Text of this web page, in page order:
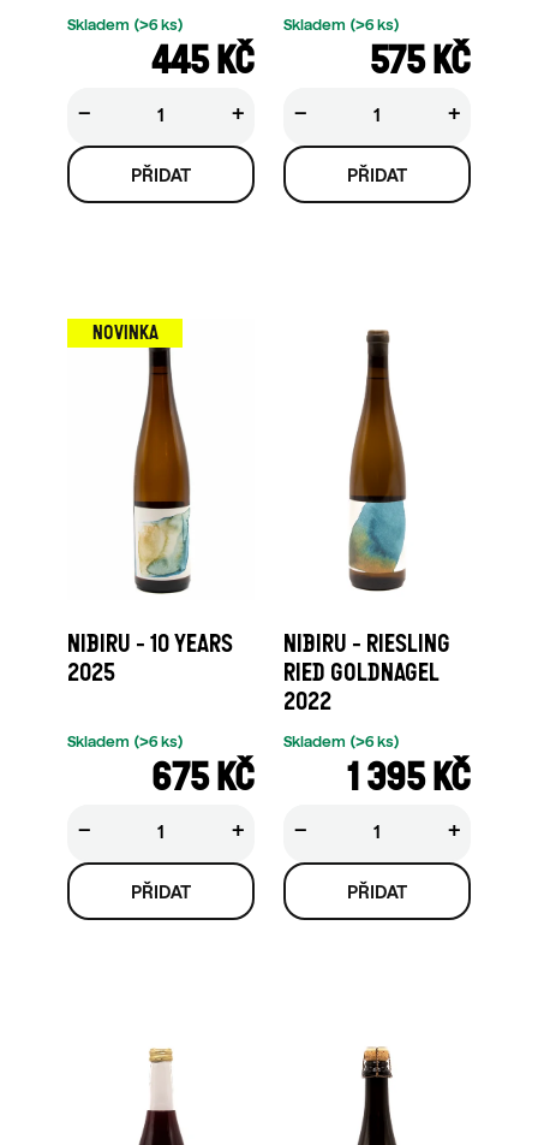
445 KČ
Skladem (>6 ks)
+
−
575 KČ
Skladem (>6 ks)
+
−
NOVINKA
NIBIRU - 10 YEARS
2025
675 KČ
Skladem (>6 ks)
+
−
NIBIRU - RIESLING
RIED GOLDNAGEL
2022
1 395 KČ
Skladem (>6 ks)
+
−